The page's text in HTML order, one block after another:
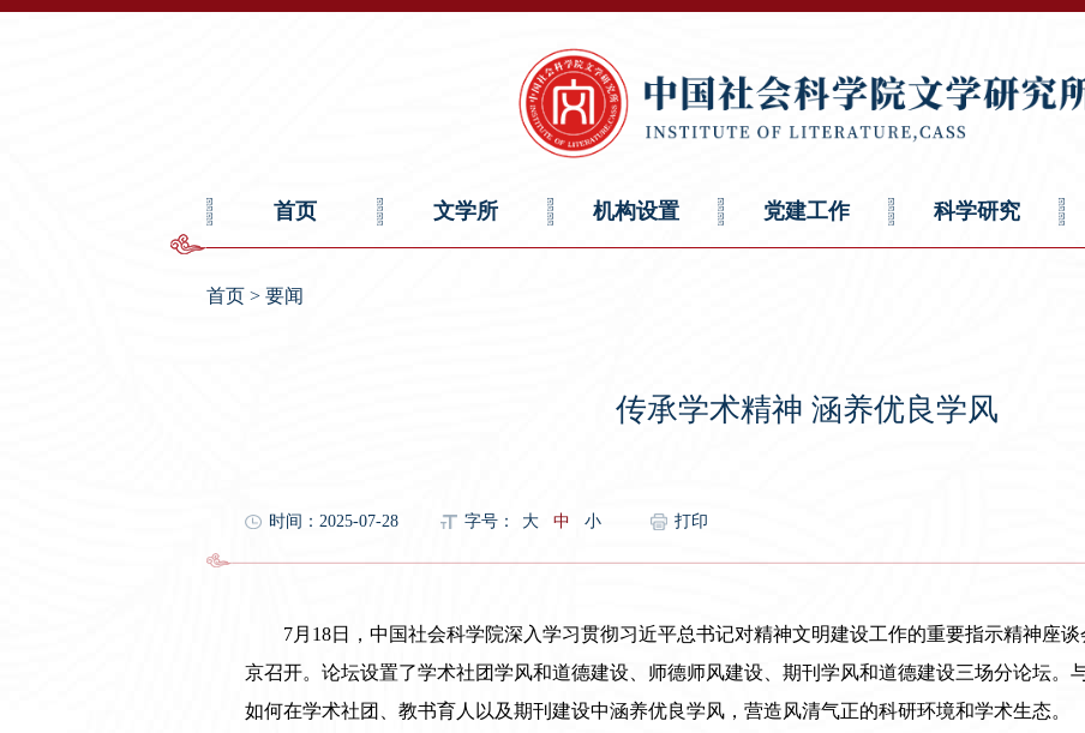
首页 文学所 机构设置 党建工作 科学研究
首页 > 要闻
传承学术精神 涵养优良学风
时间：2025-07-28 字号： 大 中 小 打印
7月18日，中国社会科学院深入学习贯彻习近平总书记对精神文明建设工作的重要指示精神座
京召开。论坛设置了学术社团学风和道德建设、师德师风建设、期刊学风和道德建设三场分论坛。
如何在学术社团、教书育人以及期刊建设中涵养优良学风，营造风清气正的科研环境和学术生态。